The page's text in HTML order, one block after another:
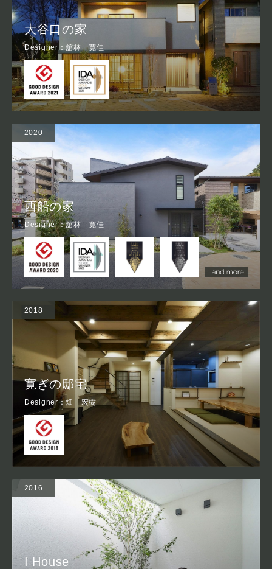
大谷口の家
Designer：舘林 寛佳
2020
西船の家
Designer：舘林 寛佳
2018
寛ぎの邸宅
Designer：畑 宏樹
2016
I House